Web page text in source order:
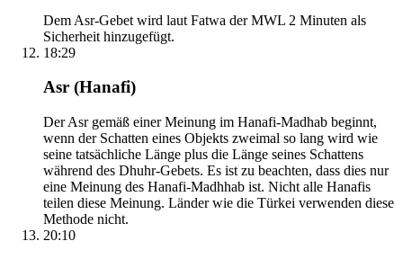
Dem Asr-Gebet wird laut Fatwa der MWL 2 Minuten als
Sicherheit hinzugefügt.
18:29
Asr (Hanafi)
Der Asr gemäß einer Meinung im Hanafi-Madhab beginnt,
wenn der Schatten eines Objekts zweimal so lang wird wie
seine tatsächliche Länge plus die Länge seines Schattens
während des Dhuhr-Gebets. Es ist zu beachten, dass dies nur
eine Meinung des Hanafi-Madhhab ist. Nicht alle Hanafis
teilen diese Meinung. Länder wie die Türkei verwenden diese
Methode nicht.
20:10